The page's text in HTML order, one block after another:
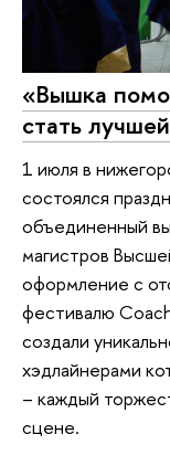
«Вышка
стать
1 июля в
состоялся
объединенный
магистров
оформление с
фестивалю
создали
хэдлайнерами
– каждый
сцене.